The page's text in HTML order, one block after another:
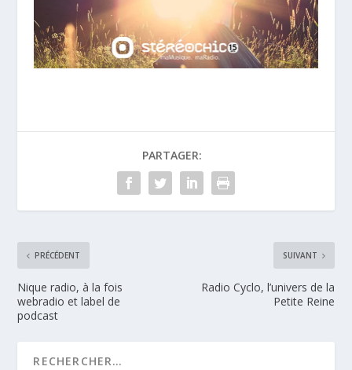
PARTAGER:
PRÉCÉDENT
Nique radio, à la fois
webradio et label de
podcast
SUIVANT
Radio Cyclo, l’univers de la
Petite Reine